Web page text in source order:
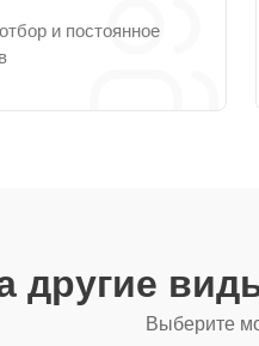
и постоянное
другие
Выберите